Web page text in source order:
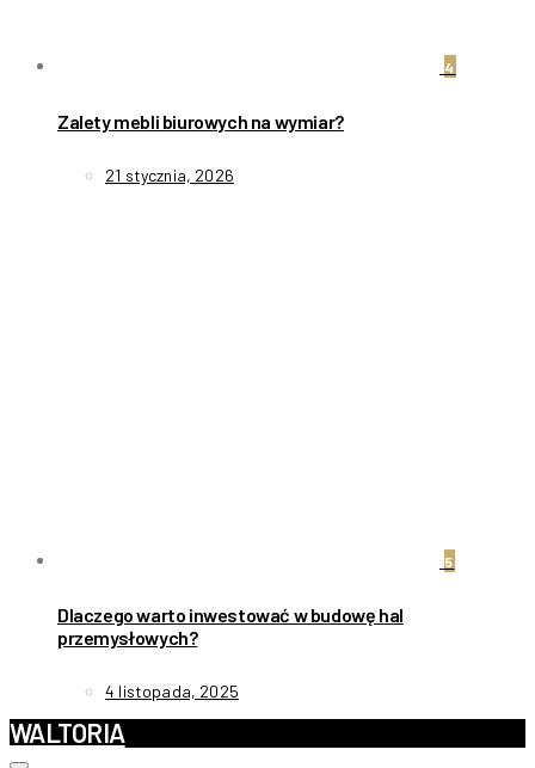
4
Zalety mebli biurowych na wymiar?
21 stycznia, 2026
5
Dlaczego warto inwestować w budowę hal
przemysłowych?
4 listopada, 2025
WALTORIA